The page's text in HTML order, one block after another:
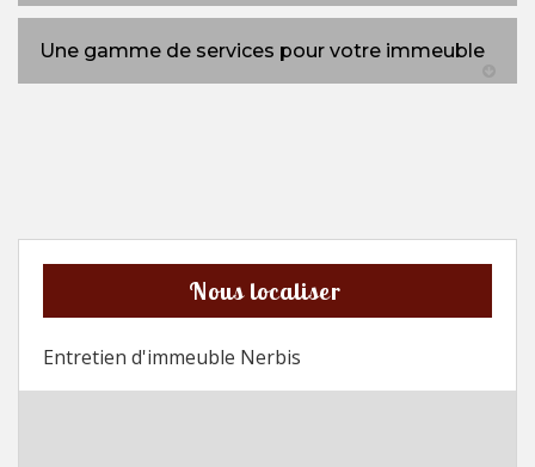
Une gamme de services pour votre immeuble
Nous localiser
Entretien d'immeuble Nerbis